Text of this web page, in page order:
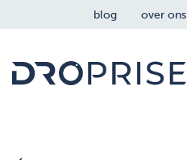
OVERSLAAN NAAR INHOUD
blog over ons